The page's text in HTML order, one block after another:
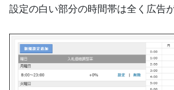
設定の白い部分の時間帯は全く広告